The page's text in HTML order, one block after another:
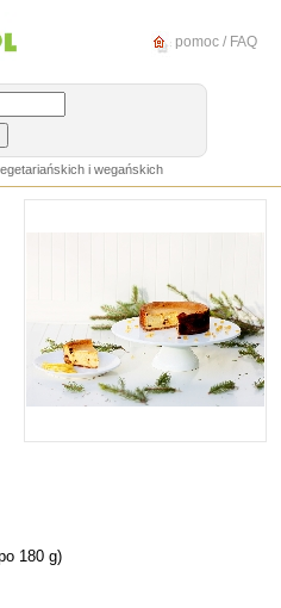
pomoc / FAQ
i wegańskich
180 g)